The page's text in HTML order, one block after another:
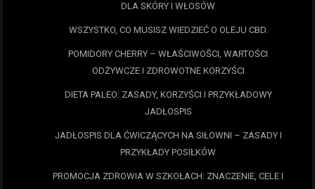
DLA SKÓRY I WŁOSÓW
WSZYSTKO, CO MUSISZ WIEDZIEĆ O OLEJU CBD.
POMIDORY CHERRY – WŁAŚCIWOŚCI, WARTOŚCI
ODŻYWCZE I ZDROWOTNE KORZYŚCI
DIETA PALEO: ZASADY, KORZYŚCI I PRZYKŁADOWY
JADŁOSPIS
JADŁOSPIS DLA ĆWICZĄCYCH NA SIŁOWNI – ZASADY I
PRZYKŁADY POSIŁKÓW
PROMOCJA ZDROWIA W SZKOŁACH: ZNACZENIE, CELE I